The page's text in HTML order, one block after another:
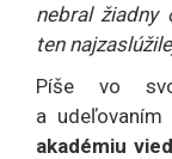
nebral žiadny
ten
Píše vo
a udeľovaním
akadémiu